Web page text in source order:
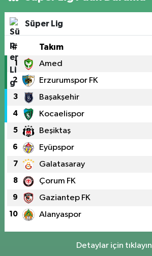
Süper Lig
# Takım
1 Amed
2 Erzurumspor FK
3 Başakşehir
4 Kocaelispor
5 Beşiktaş
6 Eyüpspor
7 Galatasaray
8 Çorum FK
9 Gaziantep FK
10 Alanyaspor
Detaylar için tıklayın